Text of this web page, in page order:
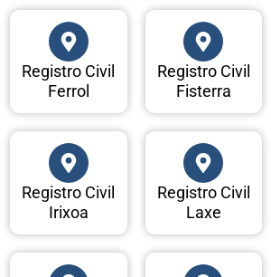
Registro Civil
Ferrol
Registro Civil
Fisterra
Registro Civil
Irixoa
Registro Civil
Laxe